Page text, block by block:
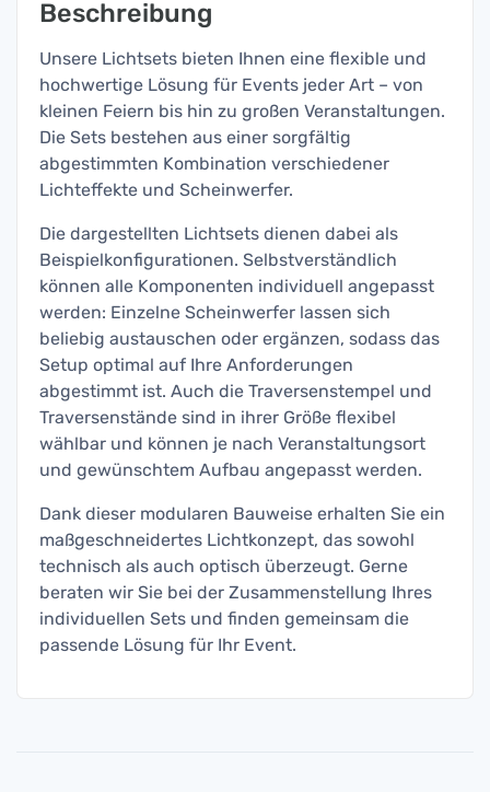
Beschreibung
Unsere Lichtsets bieten Ihnen eine flexible und
hochwertige Lösung für Events jeder Art – von
kleinen Feiern bis hin zu großen Veranstaltungen.
Die Sets bestehen aus einer sorgfältig
abgestimmten Kombination verschiedener
Lichteffekte und Scheinwerfer.
Die dargestellten Lichtsets dienen dabei als
Beispielkonfigurationen. Selbstverständlich
können alle Komponenten individuell angepasst
werden: Einzelne Scheinwerfer lassen sich
beliebig austauschen oder ergänzen, sodass das
Setup optimal auf Ihre Anforderungen
abgestimmt ist. Auch die Traversenstempel und
Traversenstände sind in ihrer Größe flexibel
wählbar und können je nach Veranstaltungsort
und gewünschtem Aufbau angepasst werden.
Dank dieser modularen Bauweise erhalten Sie ein
maßgeschneidertes Lichtkonzept, das sowohl
technisch als auch optisch überzeugt. Gerne
beraten wir Sie bei der Zusammenstellung Ihres
individuellen Sets und finden gemeinsam die
passende Lösung für Ihr Event.